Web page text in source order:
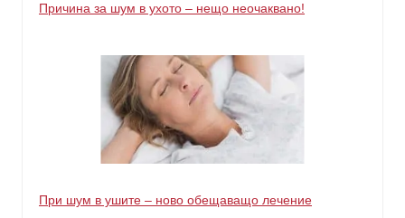
Причина за шум в ухото – нещо неочаквано!
При шум в ушите – ново обещаващо лечение